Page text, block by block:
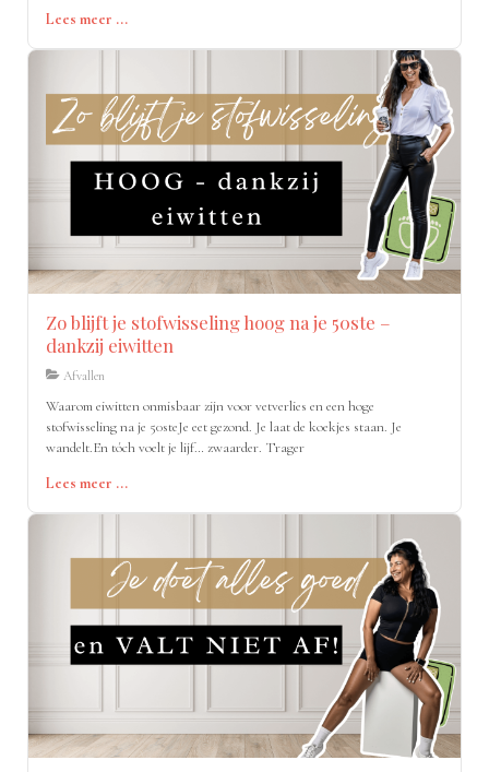
Lees meer ...
Zo blijft je stofwisseling hoog na je 50ste –
dankzij eiwitten
Afvallen
Waarom eiwitten onmisbaar zijn voor vetverlies en een hoge
stofwisseling na je 50steJe eet gezond. Je laat de koekjes staan. Je
wandelt.En tóch voelt je lijf… zwaarder. Trager
Lees meer ...